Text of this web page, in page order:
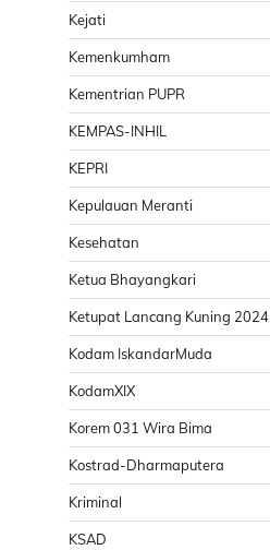
Kejati
Kemenkumham
Kementrian PUPR
KEMPAS-INHIL
KEPRI
Kepulauan Meranti
Kesehatan
Ketua Bhayangkari
Ketupat Lancang Kuning 2024
Kodam IskandarMuda
KodamXIX
Korem 031 Wira Bima
Kostrad-Dharmaputera
Kriminal
KSAD